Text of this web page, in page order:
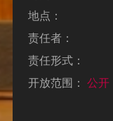
地点：
责任者：
责任形式：
开放范围：
公开